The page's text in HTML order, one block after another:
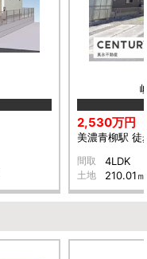
2,530万円
美濃青柳駅 徒
間取 4LDK
土地 210.01㎡